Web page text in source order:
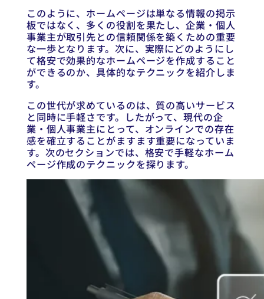
このように、ホームページは単なる情報の掲示
板ではなく、多くの役割を果たし、企業・個人
事業主が取引先との信頼関係を築くための重要
な一歩となります。次に、実際にどのようにし
て格安で効果的なホームページを作成すること
ができるのか、具体的なテクニックを紹介しま
す。
この世代が求めているのは、質の高いサービス
と同時に手軽さです。したがって、現代の企
業・個人事業主にとって、オンラインでの存在
感を確立することがますます重要になっていま
す。次のセクションでは、格安で手軽なホーム
ページ作成のテクニックを探ります。